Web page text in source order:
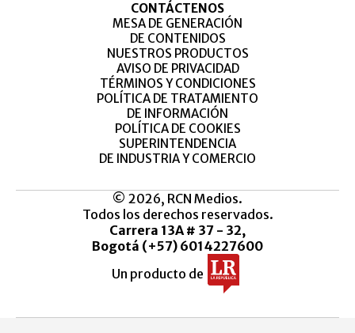
CONTÁCTENOS
MESA DE GENERACIÓN
DE CONTENIDOS
NUESTROS PRODUCTOS
AVISO DE PRIVACIDAD
TÉRMINOS Y CONDICIONES
POLÍTICA DE TRATAMIENTO
DE INFORMACIÓN
POLÍTICA DE COOKIES
SUPERINTENDENCIA
DE INDUSTRIA Y COMERCIO
© 2026, RCN Medios.
Todos los derechos reservados.
Carrera 13A # 37 - 32,
Bogotá (+57) 6014227600
Un producto de